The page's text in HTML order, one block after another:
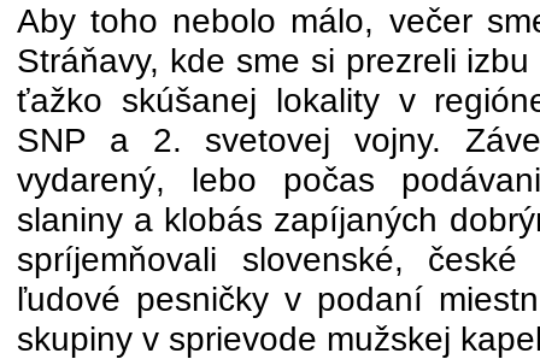
Aby toho nebolo málo, večer
Stráňavy, kde sme si prezreli
ťažko skúšanej lokality v
SNP a 2. svetovej vojny.
vydarený, lebo počas
slaniny a klobás zapíjaných
spríjemňovali slovenské,
ľudové pesničky v podaní
skupiny v sprievode mužskej